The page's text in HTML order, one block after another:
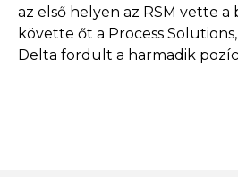
az első helyen az RSM vette a
követte őt a Process
Delta fordult a harmadik